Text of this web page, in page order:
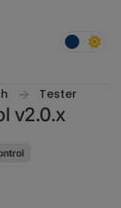
Tester
v2.0.x